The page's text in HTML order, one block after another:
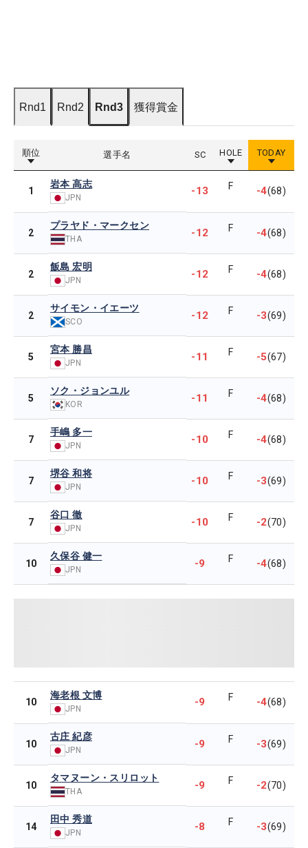
Rnd1 Rnd2 Rnd3 獲得賞金
順位 選手名 SC HOLE TODAY
1
岩本 高志
JPN
-13 F -4(68)
2
プラヤド・マークセン
THA -12 F -4(68)
2
飯島 宏明
JPN -12 F -4(68)
2
サイモン・イエーツ
SCO -12 F -3(69)
5
宮本 勝昌
JPN -11 F -5(67)
5
ソク・ジョンユル
KOR -11 F -4(68)
7
手嶋 多一
JPN -10 F -4(68)
7
堺谷 和将
JPN -10 F -3(69)
7
谷口 徹
JPN -10 F -2(70)
10
久保谷 健一
JPN -9 F -4(68)
10
海老根 文博
JPN
-9 F -4(68)
10
古庄 紀彦
JPN -9 F -3(69)
10
タマヌーン・スリロット
THA -9 F -2(70)
14
田中 秀道
JPN -8 F -3(69)